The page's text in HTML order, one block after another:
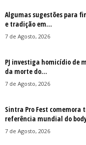
Algumas sugestões para
e tradição em...
7 de Agosto, 2026
PJ investiga homicídio de
da morte do...
7 de Agosto, 2026
Sintra Pro Fest comemora
referência mundial do
7 de Agosto, 2026